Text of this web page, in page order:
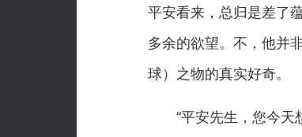
平安看来，总归是差了
多余的欲望。不，他并
球）之物的真实好奇。
“平安先生，您今天想